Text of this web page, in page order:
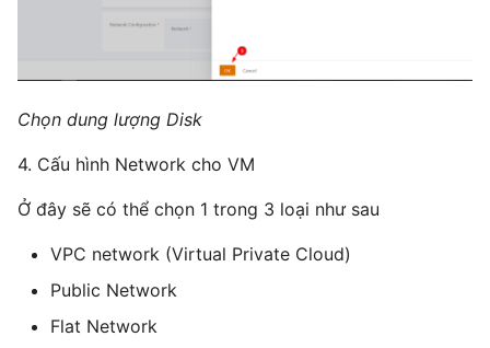
Chọn dung lượng Disk
4. Cấu hình Network cho VM
Ở đây sẽ có thể chọn 1 trong 3 loại như sau
VPC network (Virtual Private Cloud)
Public Network
Flat Network